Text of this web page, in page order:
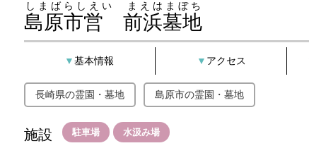
島原市営 前浜墓地
しまばらしえい まえはまぼち
基本情報 アクセス
長崎県の霊園・墓地 島原市の霊園・墓地
施設 駐車場 水汲み場